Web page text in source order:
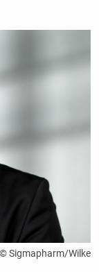
© Sigmapharm/Wilke